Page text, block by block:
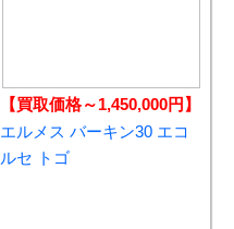
【買取価格～1,450,000円】
エルメス バーキン30 エコ
ルセ トゴ